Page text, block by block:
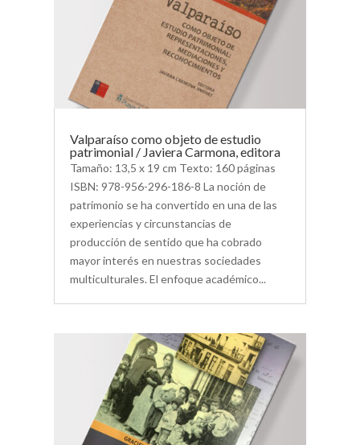
Valparaíso como objeto de estudio
patrimonial / Javiera Carmona, editora
Tamaño: 13,5 x 19 cm Texto: 160 páginas
ISBN: 978-956-296-186-8 La noción de
patrimonio se ha convertido en una de las
experiencias y circunstancias de
producción de sentido que ha cobrado
mayor interés en nuestras sociedades
multiculturales. El enfoque académico...